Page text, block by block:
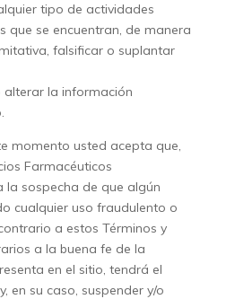
tipo de actividades
que se encuentran, de manera
falsificar o suplantar
la información
momento usted acepta que,
Farmacéuticos
la sospecha de que algún
cualquier uso fraudulento o
a estos Términos y
a la buena fe de la
en el sitio, tendrá el
en su caso, suspender y/o